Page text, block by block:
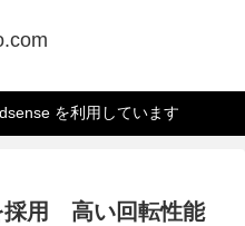
を利用しています
採用 高い回転性能